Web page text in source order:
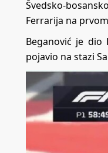
Švedsko-
Ferrarija na
Beganović je dio
pojavio na stazi